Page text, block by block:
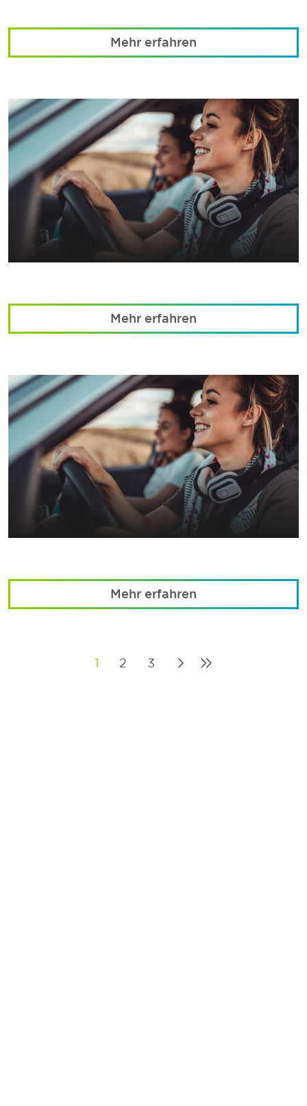
Mehr erfahren
Mehr erfahren
Mehr erfahren
1 2 3